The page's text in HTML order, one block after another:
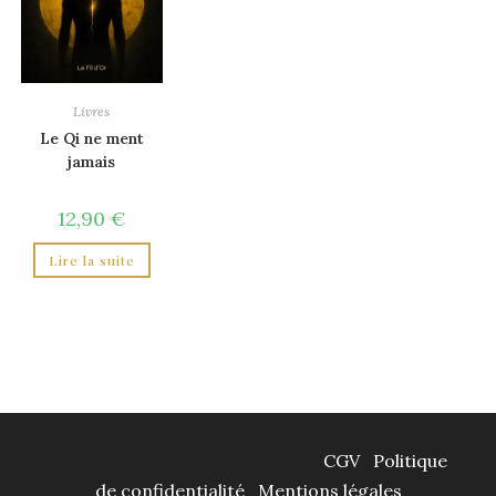
Livres
Le Qi ne ment
jamais
12,90 €
Lire la suite
CGV· Politique
de confidentialité· Mentions légales